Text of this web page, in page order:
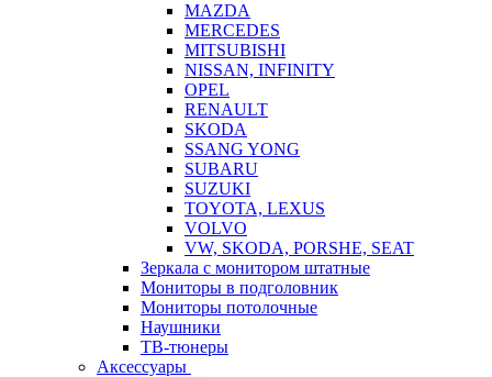
MAZDA
MERCEDES
MITSUBISHI
NISSAN, INFINITY
OPEL
RENAULT
SKODA
SSANG YONG
SUBARU
SUZUKI
TOYOTA, LEXUS
VOLVO
VW, SKODA, PORSHE, SEAT
Зеркала с монитором штатные
Мониторы в подголовник
Мониторы потолочные
Наушники
ТВ-тюнеры
Аксессуары